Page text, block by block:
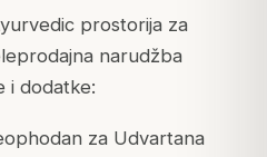
prostorija za
narudžba
i dodatke:
za Udvartana